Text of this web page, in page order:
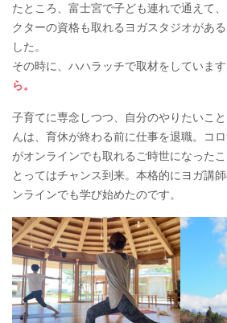
たところ、富士宮で子ども連れで通えて
クターの資格も取れるヨガスタジオがあ
した。
その時に、ハハラッチで取材をしていま
ら。
子育てに専念しつつ、自分のやりたいこ
んは、育休が終わる前に仕事を退職。コ
がオンラインでも取れるご時世になった
とってはチャンス到来。本格的にヨガ講
ンラインでも学び始めたのです。